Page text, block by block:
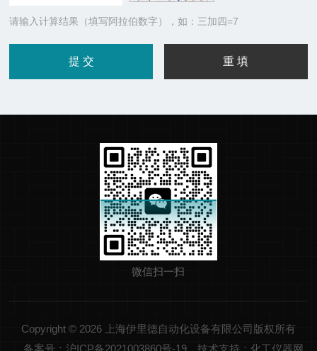
请输入计算结果（填写阿拉伯数字），如：三加四=7
微信扫一扫
Copyright © 2026 上海伊里德自动化设备有限公司版权所有